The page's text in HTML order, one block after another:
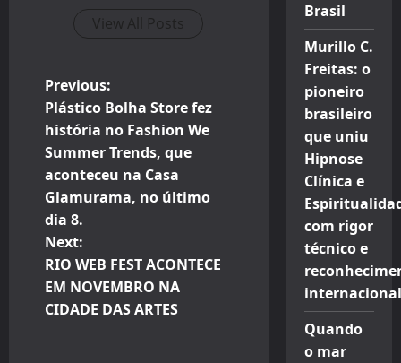
View All Posts
P
o
s
t
n
a
v
Previous:
Plástico Bolha Store fez
história no Fashion We
Summer Trends, que
aconteceu na Casa
Glamurama, no último
dia 8.
Next:
RIO WEB FEST ACONTECE
EM NOVEMBRO NA
CIDADE DAS ARTES
Brasil
Murillo C.
Freitas: o
pioneiro
brasileiro
que uniu
Hipnose
Clínica e
com rigor
técnico e
internacional
Quando
o mar